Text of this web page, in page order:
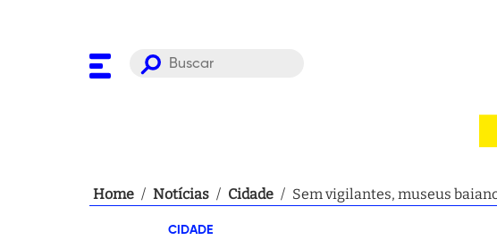
Home / Notícias / Cidade / Sem vigilantes, museus
CIDADE